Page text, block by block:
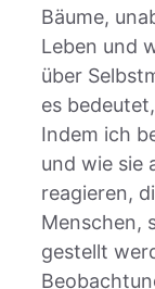
Bäume,
Leben und
über
es
Indem ich
und wie sie
reagieren,
Menschen,
gestellt